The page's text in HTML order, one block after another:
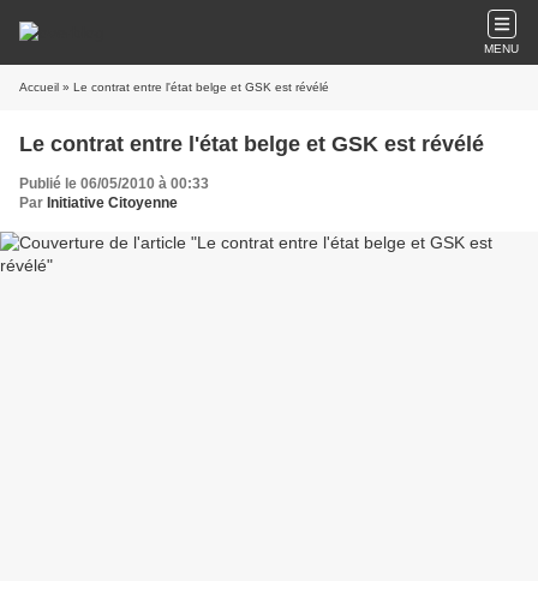
MENU
Accueil » Le contrat entre l'état belge et GSK est révélé
Le contrat entre l'état belge et GSK est révélé
Publié le 06/05/2010 à 00:33
Par Initiative Citoyenne